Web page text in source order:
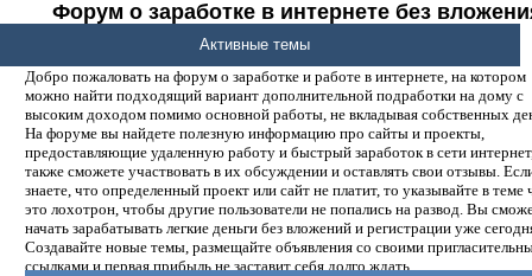
Форум о заработке в интернете без
денег.
Добро пожаловать на форум о заработке и работе в интернете, на котором
можно найти подходящий вариант дополнительной подработки на дому с
высоким доходом помимо основной работы, не вкладывая собственных
На форуме вы найдете полезную информацию про сайты и проекты,
предоставляющие удаленную работу и быстрый заработок в сети
также сможете участвовать в их обсуждении и оставлять свои отзывы.
знаете, что определенный проект или сайт не платит, то указывайте в теме
это лохотрон, чтобы другие пользователи не попались на развод. Вы
начать зарабатывать легкие деньги без вложений и регистрации уже
Создавайте новые темы, размещайте объявления со своими
ссылками и первая прибыль не заставит себя долго ждать.
Активные темы